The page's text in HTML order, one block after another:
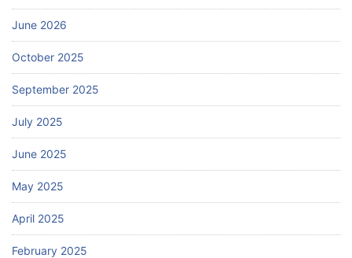
June 2026
October 2025
September 2025
July 2025
June 2025
May 2025
April 2025
February 2025